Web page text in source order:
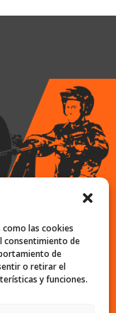
las cookies
consentimiento de
de
o retirar el
y funciones.